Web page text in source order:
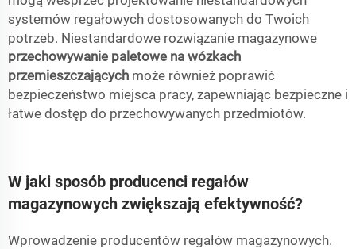
systemów regałowych dostosowanych do Twoich
potrzeb. Niestandardowe rozwiązanie magazynowe
przechowywanie paletowe na wózkach
przemieszczających może również poprawić
bezpieczeństwo miejsca pracy, zapewniając bezpieczne i
łatwe dostęp do przechowywanych przedmiotów.
W jaki sposób producenci regałów
magazynowych zwiększają efektywność?
Wprowadzenie producentów regałów magazynowych.